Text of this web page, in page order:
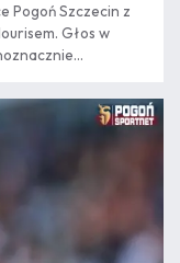
Pogoń Szczecin z
Głos w